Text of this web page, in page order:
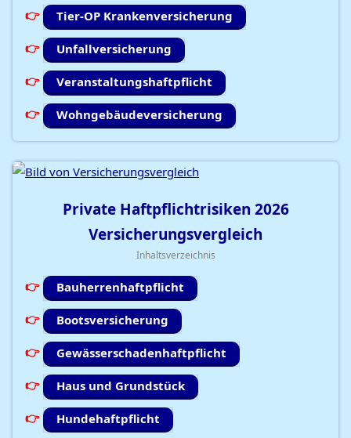
Tier-OP Krankenversicherung
Unfallversicherung
Veranstaltungshaftpflicht
Wohngebäudeversicherung
Private Haftpflichtrisiken 2026
Versicherungsvergleich
Inhaltsverzeichnis
Bauherrenhaftpflicht
Bootsversicherung
Gewässerschadenhaftpflicht
Haus und Grundstück
Hundehaftpflicht